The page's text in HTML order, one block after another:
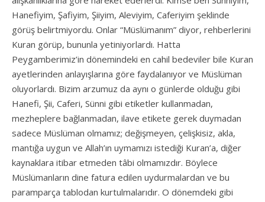
Hanefiyim, Şafiyim, Şiiyim, Aleviyim, Caferiyim şeklinde
görüş belirtmiyordu. Onlar “Müslümanım” diyor, rehberlerini
Kuran görüp, bununla yetiniyorlardı. Hatta
Peygamberimiz’in dönemindeki en cahil bedeviler bile Kuran
ayetlerinden anlayışlarına göre faydalanıyor ve Müslüman
oluyorlardı. Bizim arzumuz da aynı o günlerde olduğu gibi
Hanefi, Şii, Caferi, Sünni gibi etiketler kullanmadan,
mezheplere bağlanmadan, ilave etikete gerek duymadan
sadece Müslüman olmamız; değişmeyen, çelişkisiz, akla,
mantığa uygun ve Allah’ın uymamızı istediği Kuran’a, diğer
kaynaklara itibar etmeden tâbi olmamızdır. Böylece
Müslümanların dine fatura edilen uydurmalardan ve bu
paramparça tablodan kurtulmalarıdır. O dönemdeki gibi